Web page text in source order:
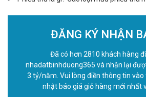
ĐĂNG KÝ NHẬN
Đã có hơn 2810 khách hàng
nhadatbinhduong365 và nhận lại
3 tỷ/năm. Vui lòng điền thông tin
nhật báo giá giỏ hàng mới nhất